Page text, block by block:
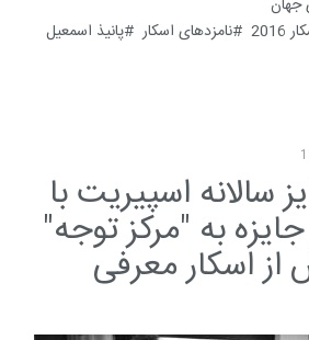
جهان
2016 نامزدهای اسکار
پانیذ اسمعیل
سالانه اسپیریت با
به "مرکز توجه"
اسکار معرفی